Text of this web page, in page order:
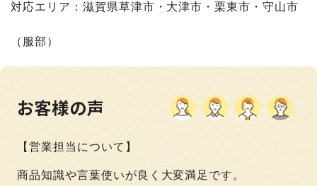
対応エリア：滋賀県草津市・大津市・栗東市・守山市
（服部）
お客様の声
【営業担当について】
商品知識や言葉使いが良く大変満足です。